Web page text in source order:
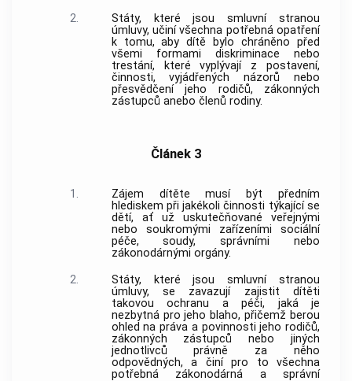
2.
Státy, které jsou smluvní stranou
úmluvy, učiní všechna potřebná opatření
k tomu, aby dítě bylo chráněno před
všemi formami diskriminace nebo
trestání, které vyplývají z postavení,
činnosti, vyjádřených názorů nebo
přesvědčení jeho rodičů, zákonných
zástupců anebo členů rodiny.
Článek 3
1.
Zájem dítěte musí být předním
hlediskem při jakékoli činnosti týkající se
dětí, ať už uskutečňované veřejnými
nebo soukromými zařízeními sociální
péče, soudy, správními nebo
zákonodárnými orgány.
2.
Státy, které jsou smluvní stranou
úmluvy, se zavazují zajistit dítěti
takovou ochranu a péči, jaká je
nezbytná pro jeho blaho, přičemž berou
ohled na práva a povinnosti jeho rodičů,
zákonných zástupců nebo jiných
jednotlivců právně za něho
odpovědných, a činí pro to všechna
potřebná zákonodárná a správní